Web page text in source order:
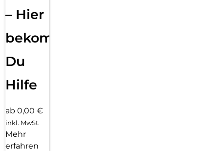
– Hier
bekommst
Du
Hilfe
ab 0,00 €
inkl. MwSt.
Mehr
erfahren